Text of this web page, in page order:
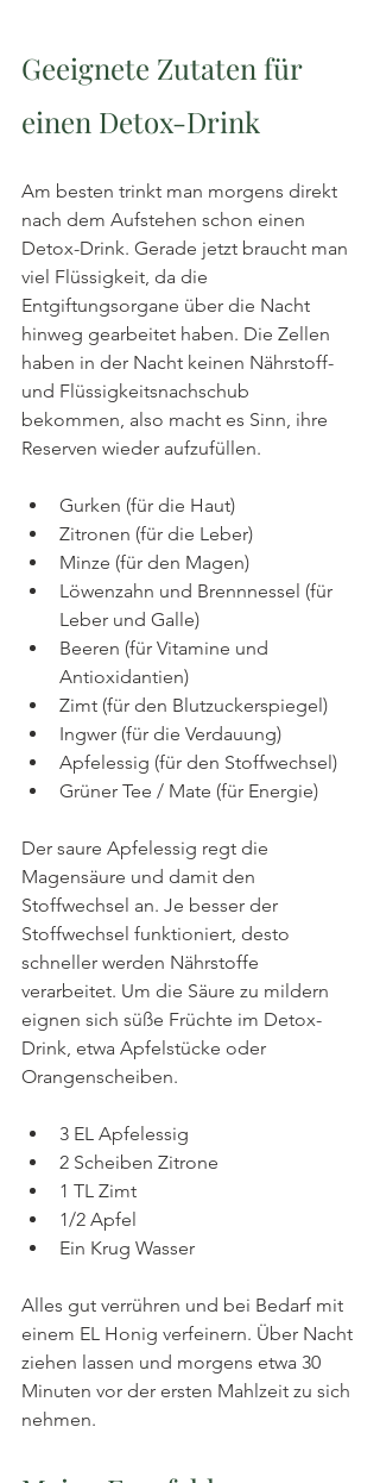
Geeignete Zutaten für
einen Detox-Drink
Am besten trinkt man morgens direkt
nach dem Aufstehen schon einen
Detox-Drink. Gerade jetzt braucht man
viel Flüssigkeit, da die
Entgiftungsorgane über die Nacht
hinweg gearbeitet haben. Die Zellen
haben in der Nacht keinen Nährstoff-
und Flüssigkeitsnachschub
bekommen, also macht es Sinn, ihre
Reserven wieder aufzufüllen.
Gurken (für die Haut)
Zitronen (für die Leber)
Minze (für den Magen)
Löwenzahn und Brennnessel (für
Leber und Galle)
Beeren (für Vitamine und
Antioxidantien)
Zimt (für den Blutzuckerspiegel)
Ingwer (für die Verdauung)
Apfelessig (für den Stoffwechsel)
Grüner Tee / Mate (für Energie)
Der saure Apfelessig regt die
Magensäure und damit den
Stoffwechsel an. Je besser der
Stoffwechsel funktioniert, desto
schneller werden Nährstoffe
verarbeitet. Um die Säure zu mildern
eignen sich süße Früchte im Detox-
Drink, etwa Apfelstücke oder
Orangenscheiben.
3 EL Apfelessig
2 Scheiben Zitrone
1 TL Zimt
1/2 Apfel
Ein Krug Wasser
Alles gut verrühren und bei Bedarf mit
einem EL Honig verfeinern. Über Nacht
ziehen lassen und morgens etwa 30
Minuten vor der ersten Mahlzeit zu sich
nehmen.